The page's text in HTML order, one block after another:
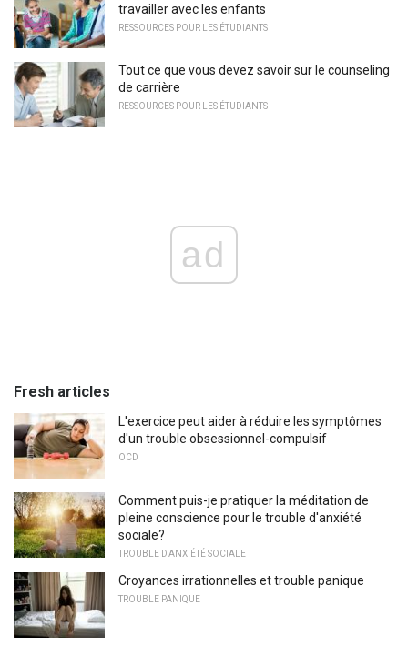
travailler avec les enfants
RESSOURCES POUR LES ÉTUDIANTS
Tout ce que vous devez savoir sur le counseling
de carrière
RESSOURCES POUR LES ÉTUDIANTS
ad
Fresh articles
L'exercice peut aider à réduire les symptômes
d'un trouble obsessionnel-compulsif
OCD
Comment puis-je pratiquer la méditation de
pleine conscience pour le trouble d'anxiété
sociale?
TROUBLE D'ANXIÉTÉ SOCIALE
Croyances irrationnelles et trouble panique
TROUBLE PANIQUE